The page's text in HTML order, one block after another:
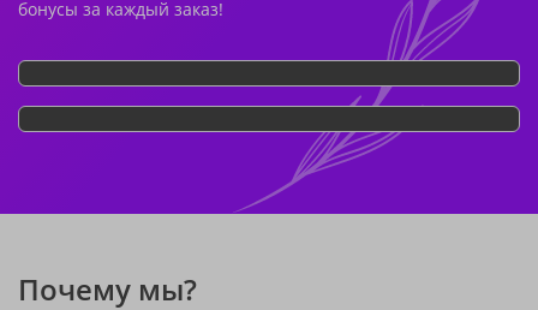
бонусы за каждый заказ!
Почему мы?